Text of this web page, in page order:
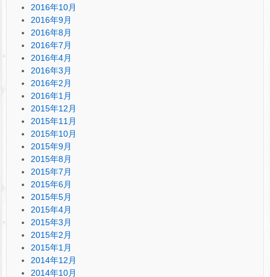
2016年10月
2016年9月
2016年8月
2016年7月
2016年4月
2016年3月
2016年2月
2016年1月
2015年12月
2015年11月
2015年10月
2015年9月
2015年8月
2015年7月
2015年6月
2015年5月
2015年4月
2015年3月
2015年2月
2015年1月
2014年12月
2014年10月